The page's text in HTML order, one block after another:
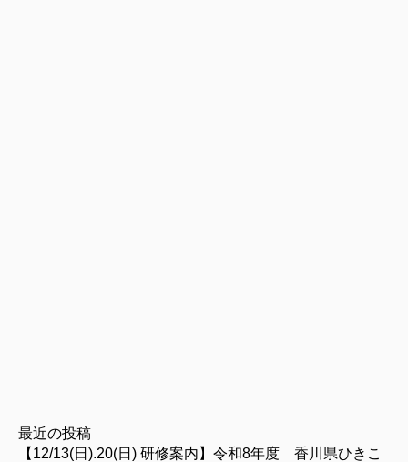
最近の投稿
【12/13(日).20(日) 研修案内】令和8年度 香川県ひきこ